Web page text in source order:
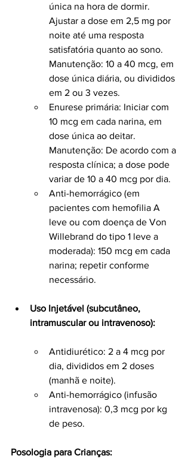
única na hora de dormir.
Ajustar a dose em 2,5 mg por
noite até uma resposta
satisfatória quanto ao sono.
Manutenção: 10 a 40 mcg, em
dose única diária, ou divididos
em 2 ou 3 vezes.
Enurese primária: Iniciar com
10 mcg em cada narina, em
dose única ao deitar.
Manutenção: De acordo com a
resposta clínica; a dose pode
variar de 10 a 40 mcg por dia.
Anti-hemorrágico (em
pacientes com hemofilia A
leve ou com doença de Von
Willebrand do tipo 1 leve a
moderada): 150 mcg em cada
narina; repetir conforme
necessário.
Uso Injetável (subcutâneo,
intramuscular ou intravenoso):
Antidiurético: 2 a 4 mcg por
dia, divididos em 2 doses
(manhã e noite).
Anti-hemorrágico (infusão
intravenosa): 0,3 mcg por kg
de peso.
Posologia para Crianças: